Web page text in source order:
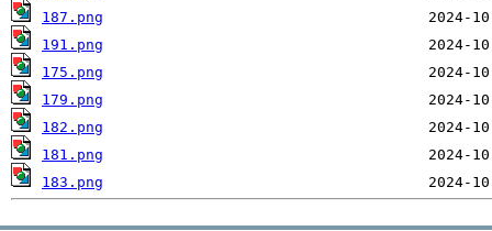
187.png
191.png
175.png
179.png
182.png
181.png
183.png